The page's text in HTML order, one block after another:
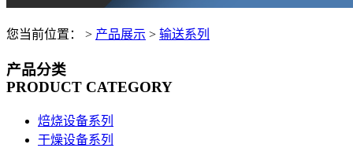
您当前位置： > 产品展示 > 输送系列
产品分类
PRODUCT CATEGORY
焙烧设备系列
干燥设备系列